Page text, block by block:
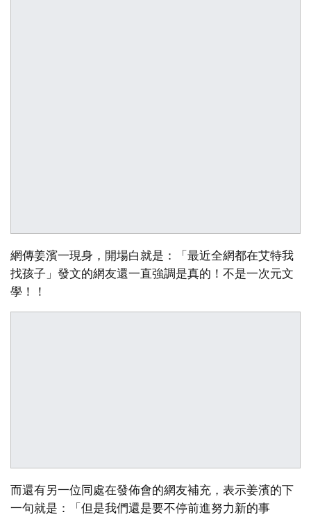
網傳姜濱一現身，開場白就是：「最近全網都在艾特我
找孩子」發文的網友還一直強調是真的！不是一次元文
學！！
而還有另一位同處在發佈會的網友補充，表示姜濱的下
一句就是：「但是我們還是要不停前進努力新的事